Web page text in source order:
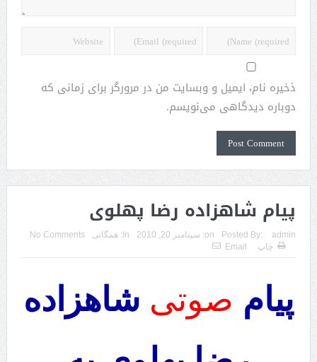
ذخیره نام، ایمیل و وبسایت من در مرورگر برای زمانی که
دوباره دیدگاهی می‌نویسم.
پیام شاهزاده رضا پهلوی
Posted By: admin
on: سپتامبر 20, 2010 In: همگانی
No Comments
چاپ
Email
پیام صوتی شاهزاده